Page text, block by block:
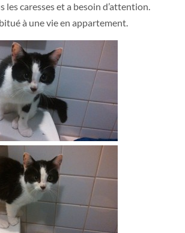
les caresses et a besoin d’attention.
à une vie en appartement.